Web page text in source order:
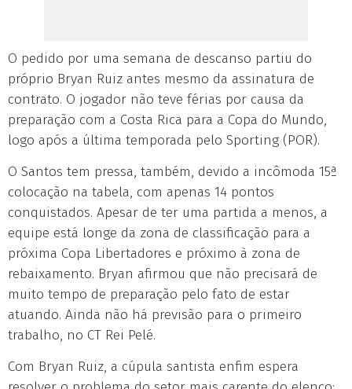
O pedido por uma semana de descanso partiu do
próprio Bryan Ruiz antes mesmo da assinatura de
contrato. O jogador não teve férias por causa da
preparação com a Costa Rica para a Copa do Mundo,
logo após a última temporada pelo Sporting (POR).
O Santos tem pressa, também, devido a incômoda 15ª
colocação na tabela, com apenas 14 pontos
conquistados. Apesar de ter uma partida a menos, a
equipe está longe da zona de classificação para a
próxima Copa Libertadores e próximo à zona de
rebaixamento. Bryan afirmou que não precisará de
muito tempo de preparação pelo fato de estar
atuando. Ainda não há previsão para o primeiro
trabalho, no CT Rei Pelé.
Com Bryan Ruiz, a cúpula santista enfim espera